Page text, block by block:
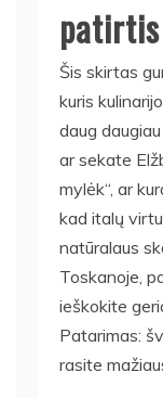
patirtis
Šis skirtas
kuris
daug
ar sekate
mylėk“, ar
kad italų
natūralaus
Toskanoje,
ieškokite
Patarimas:
rasite